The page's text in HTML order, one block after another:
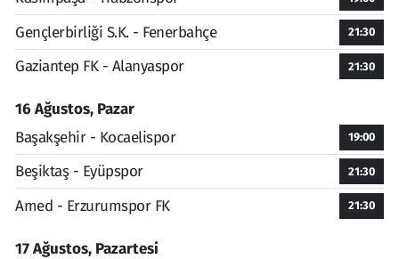
Gençlerbirliği S.K. - Fenerbahçe 21:30
Gaziantep FK - Alanyaspor 21:30
16 Ağustos, Pazar
Başakşehir - Kocaelispor
19:00
Beşiktaş - Eyüpspor 21:30
Amed - Erzurumspor FK 21:30
17 Ağustos, Pazartesi